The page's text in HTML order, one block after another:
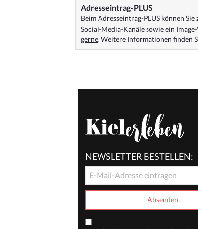
Adresseintrag-PLUS
Beim Adresseintrag-PLUS können
Social-Media-Kanäle sowie ein
gerne. Weitere Informationen finden
NEWSLETTER BESTELLEN: